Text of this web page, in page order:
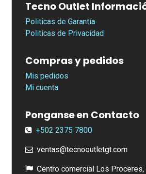
Tecno Outlet
Politicas de Garantía
Politicas de Privacidad
Compras y pedidos
Mis pedidos
Mi cuenta
Ponganse en Contacto
+5022375 7800
ventas@tecnooutletgt.com
Centro comercial Los Proceres,